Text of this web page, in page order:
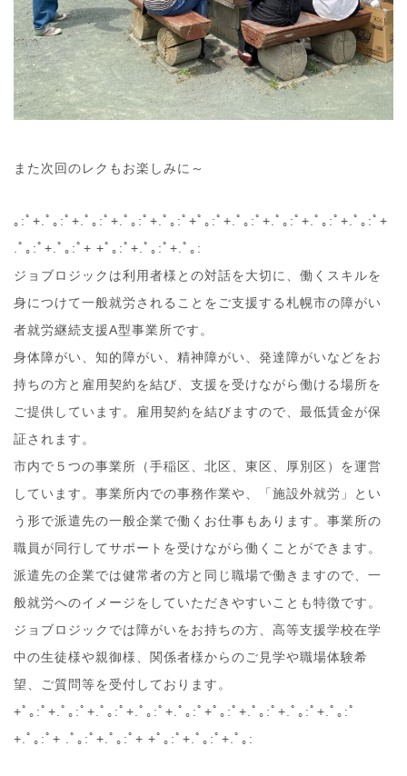
また次回のレクもお楽しみに～
｡:ﾟ+.ﾟ｡:ﾟ+.ﾟ｡:ﾟ+.ﾟ｡:ﾟ+.ﾟ｡:ﾟ+ﾟ｡:ﾟ+.ﾟ｡:ﾟ+.ﾟ｡:ﾟ+.ﾟ｡:ﾟ+.ﾟ｡:ﾟ+
.ﾟ｡:ﾟ+.ﾟ｡:ﾟ+ +ﾟ｡:ﾟ+.ﾟ｡:ﾟ+.ﾟ｡:
ジョブロジックは利用者様との対話を大切に、働くスキルを
身につけて一般就労されることをご支援する札幌市の障がい
者就労継続支援A型事業所です。
身体障がい、知的障がい、精神障がい、発達障がいなどをお
持ちの方と雇用契約を結び、支援を受けながら働ける場所を
ご提供しています。雇用契約を結びますので、最低賃金が保
証されます。
市内で５つの事業所（手稲区、北区、東区、厚別区）を運営
しています。事業所内での事務作業や、「施設外就労」とい
う形で派遣先の一般企業で働くお仕事もあります。事業所の
職員が同行してサポートを受けながら働くことができます。
派遣先の企業では健常者の方と同じ職場で働きますので、一
般就労へのイメージをしていただきやすいことも特徴です。
ジョブロジックでは障がいをお持ちの方、高等支援学校在学
中の生徒様や親御様、関係者様からのご見学や職場体験希
望、ご質問等を受付しております。
+ﾟ｡:ﾟ+.ﾟ｡:ﾟ+.ﾟ｡:ﾟ+.ﾟ｡:ﾟ+.ﾟ｡:ﾟ+ﾟ｡:ﾟ+.ﾟ｡:ﾟ+.ﾟ｡:ﾟ+.ﾟ｡:ﾟ
+.ﾟ｡:ﾟ+ .ﾟ｡:ﾟ+.ﾟ｡:ﾟ+ +ﾟ｡:ﾟ+.ﾟ｡:ﾟ+.ﾟ｡: